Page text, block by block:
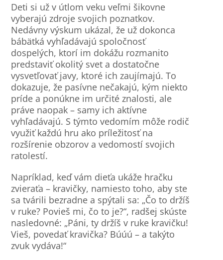
Deti si už v útlom veku veľmi šikovne
vyberajú zdroje svojich poznatkov.
Nedávny výskum ukázal, že už dokonca
bábätká vyhľadávajú spoločnosť
dospelých, ktorí im dokážu rozmanito
predstaviť okolitý svet a dostatočne
vysvetľovať javy, ktoré ich zaujímajú. To
dokazuje, že pasívne nečakajú, kým niekto
príde a ponúkne im určité znalosti, ale
práve naopak – samy ich aktívne
vyhľadávajú. S týmto vedomím môže rodič
využiť každú hru ako príležitosť na
rozšírenie obzorov a vedomostí svojich
ratolestí.
Napríklad, keď vám dieťa ukáže hračku
zvieraťa – kravičky, namiesto toho, aby ste
sa tvárili bezradne a spýtali sa: „Čo to držíš
v ruke? Povieš mi, čo to je?“, radšej skúste
nasledovné: „Páni, ty držíš v ruke kravičku!
Vieš, povedať kravička? Búúú – a takýto
zvuk vydáva!“